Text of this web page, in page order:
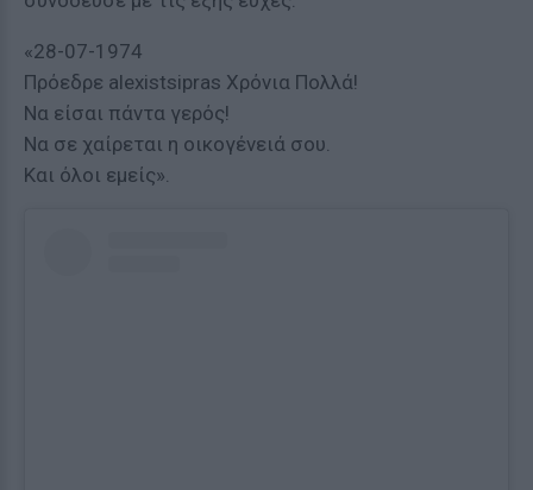
«28-07-1974
Πρόεδρε alexistsipras Χρόνια Πολλά!
Να είσαι πάντα γερός!
Να σε χαίρεται η οικογένειά σου.
Και όλοι εμείς».